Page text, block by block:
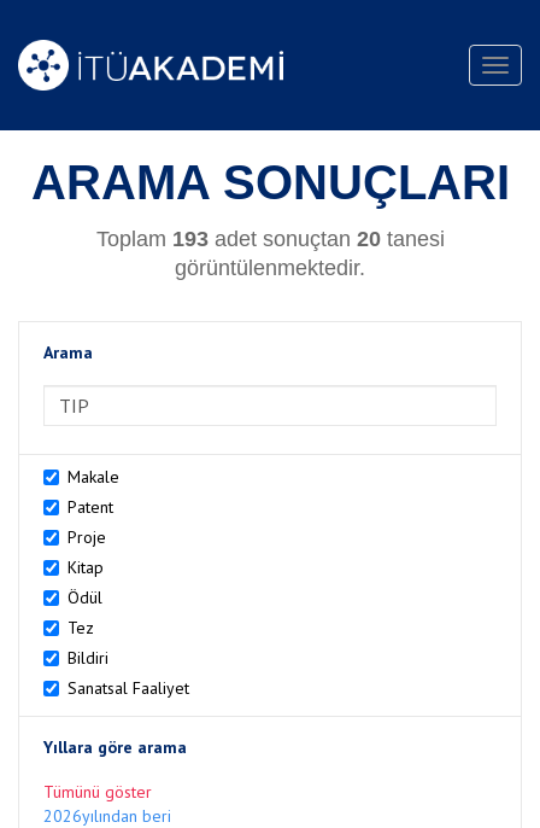
ARAMA SONUÇLARI
Toplam 193adet sonuçtan 20tanesi
görüntülenmektedir.
Arama
Makale
Patent
Proje
Kitap
Ödül
Tez
Bildiri
Sanatsal Faaliyet
Yıllara göre arama
Tümünü göster
2026yılından beri